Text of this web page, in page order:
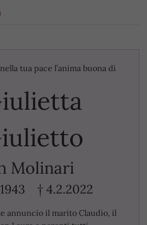
tua pace l’anima buona di
Molinari
† 4.2.2022
annuncio il marito Claudio, il